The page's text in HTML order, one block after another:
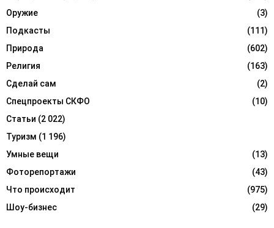
Оружие
(3)
Подкасты
(111)
Природа
(602)
Религия
(163)
Сделай сам
(2)
Спецпроекты СКФО
(10)
Статьи (2 022)
Туризм (1 196)
Умные вещи
(13)
Фоторепортажи
(43)
Что происходит
(975)
Шоу-бизнес
(29)